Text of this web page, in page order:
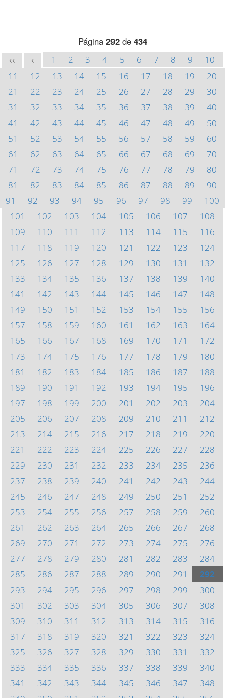
Página 292de 434
<< < 1 2 3 4 5 6 7 8 9
10
11
12 13 14 15 16 17 18 19
20
21
22 23 24 25 26 27 28 29
30
31
32 33 34 35 36 37 38 39
40
41
42 43 44 45 46 47 48 49
50
51
52 53 54 55 56 57 58 59
60
61
62 63 64 65 66 67 68 69
70
71
72 73 74 75 76 77 78 79
80
81
82 83 84 85 86 87 88 89
90
91
92 93 94 95 96 97 98 99
100
101
102 103 104 105 106 107
108
109
110 111 112 113 114 115
116
117
118 119 120 121 122 123
124
125
126 127 128 129 130 131
132
133
134 135 136 137 138 139
140
141
142 143 144 145 146 147
148
149
150 151 152 153 154 155
156
157
158 159 160 161 162 163
164
165
166 167 168 169 170 171
172
173
174 175 176 177 178 179
180
181
182 183 184 185 186 187
188
189
190 191 192 193 194 195
196
197
198 199 200 201 202 203
204
205
206 207 208 209 210 211
212
213
214 215 216 217 218 219
220
221
222 223 224 225 226 227
228
229
230 231 232 233 234 235
236
237
238 239 240 241 242 243
244
245
246 247 248 249 250 251
252
253
254 255 256 257 258 259
260
261
262 263 264 265 266 267
268
269
270 271 272 273 274 275
276
277
278 279 280 281 282 283
284
285
286 287 288 289 290 291
292
293
294 295 296 297 298 299
300
301
302 303 304 305 306 307
308
309
310 311 312 313 314 315
316
317
318 319 320 321 322 323
324
325
326 327 328 329 330 331
332
333
334 335 336 337 338 339
340
341
342 343 344 345 346 347
348